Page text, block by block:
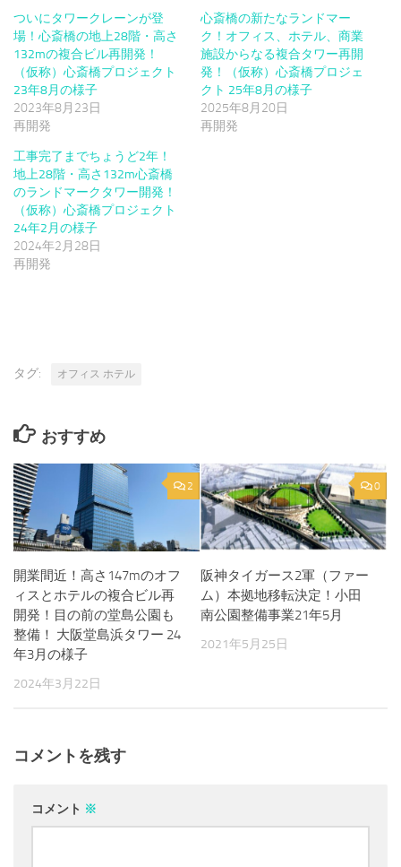
ついにタワークレーンが登
場！心斎橋の地上28階・高さ
132mの複合ビル再開発！
（仮称）心斎橋プロジェクト
23年8月の様子
2023年8月23日
再開発
心斎橋の新たなランドマー
ク！オフィス、ホテル、商業
施設からなる複合タワー再開
発！（仮称）心斎橋プロジェ
クト 25年8月の様子
2025年8月20日
再開発
工事完了までちょうど2年！
地上28階・高さ132m心斎橋
のランドマークタワー開発！
（仮称）心斎橋プロジェクト
24年2月の様子
2024年2月28日
再開発
タグ: オフィス ホテル
おすすめ
2
開業間近！高さ147mのオフ
ィスとホテルの複合ビル再
開発！目の前の堂島公園も
整備！ 大阪堂島浜タワー 24
年3月の様子
2024年3月22日
0
阪神タイガース2軍（ファー
ム）本拠地移転決定！小田
南公園整備事業21年5月
2021年5月25日
コメントを残す
コメント ※